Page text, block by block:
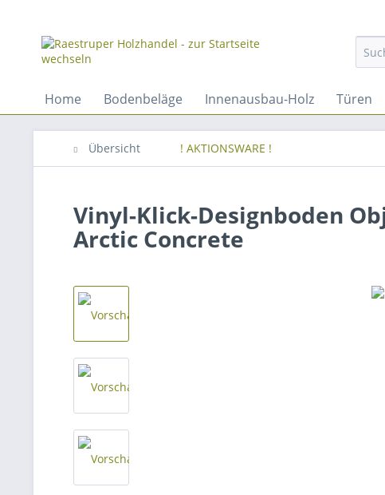
Home Bodenbeläge Innenausbau-Holz Türen
Übersicht ! AKTIONSWARE !
Vinyl-Klick-Designboden
Arctic Concrete